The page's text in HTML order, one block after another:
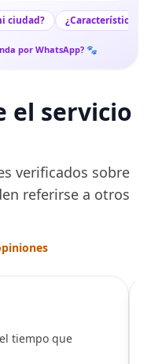
ciudad? ¿Características
por WhatsApp? 🐾
el servicio
verificados sobre
referirse a otros
tiempo que